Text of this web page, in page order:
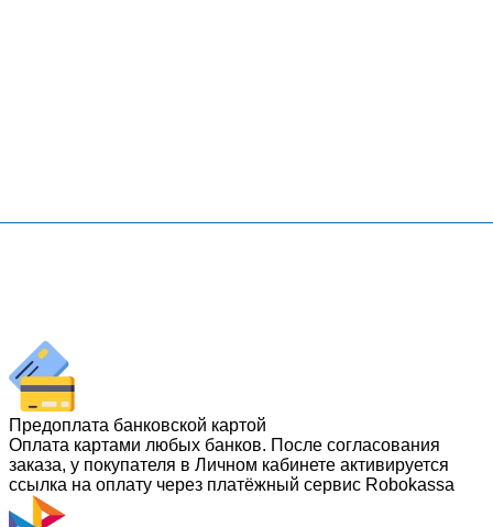
Предоплата банковской картой
Оплата картами любых банков. После согласования
заказа, у покупателя в Личном кабинете активируется
ссылка на оплату через платёжный сервис Robokassa